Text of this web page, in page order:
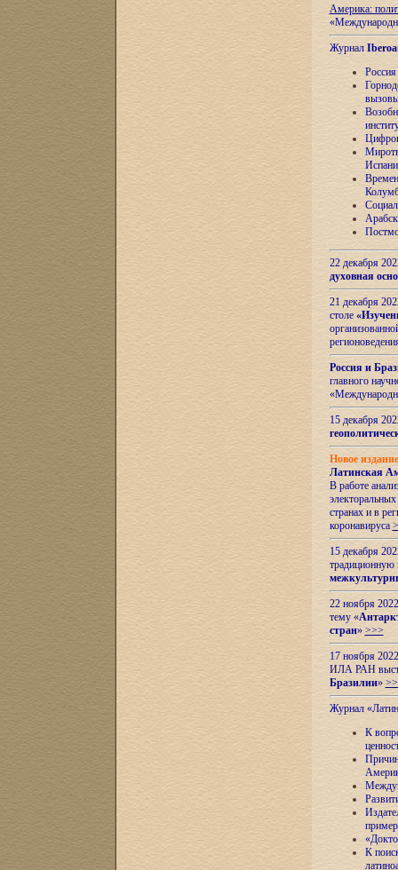
Америка:
Журнал
22 декабря
духовная
21 декабря
столе
Россия и
главного
15 декабря
Новое
Латинская
В работе
странах и в
коронавируса
15 декабря
22 ноября
тему «
стран» >>>
17 ноября
ИЛА РАН
Бразилии»
Журнал
К
К